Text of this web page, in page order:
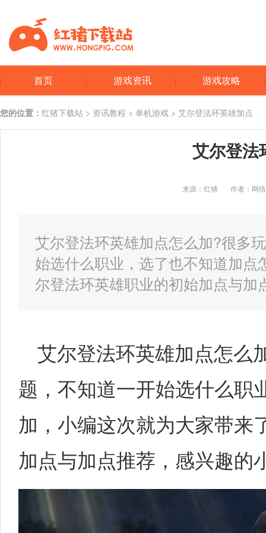
首页 游戏资讯 游戏攻略
您的位置： 红猪下载站 > 资讯教程 > 单机游戏 > 艾尔登法环英雄加点
艾尔登法
来源：红猪 作者：网络
艾尔登法环英雄加点怎么加?很多
始选什么职业，选了也不知道加
尔登法环英雄职业的初始加点与加
艾尔登法环英雄加点怎么
题，不知道一开始选什么职
加，小编这次就为大家带来
加点与加点推荐，感兴趣的